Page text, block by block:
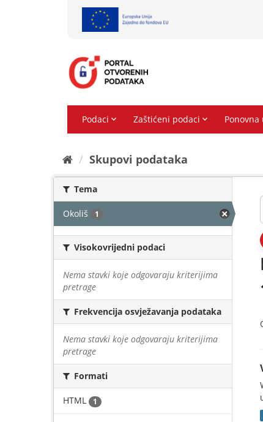
Skupovi podаtаkа
Tema
Okoliš 1
Visokovrijedni podaci
Nema stavki koje odgovaraju kriterijima
pretrage
Frekvencija osvježavanja podataka
Nema stavki koje odgovaraju kriterijima
pretrage
Formati
HTML 1